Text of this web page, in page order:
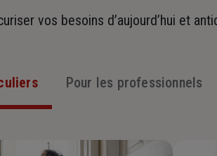
vos besoins d’aujourd’hui et
Pour les professionnels